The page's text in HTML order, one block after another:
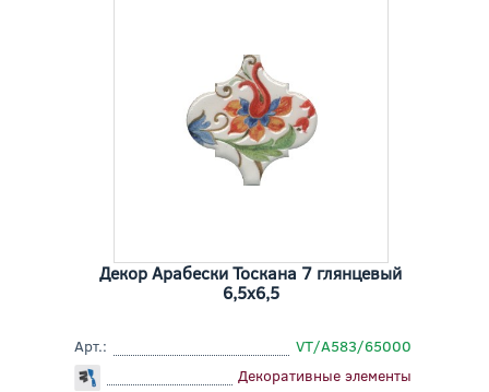
Декор Арабески Тоскана 7 глянцевый
6,5x6,5
Арт.:
VT/A583/65000
Декоративные элементы